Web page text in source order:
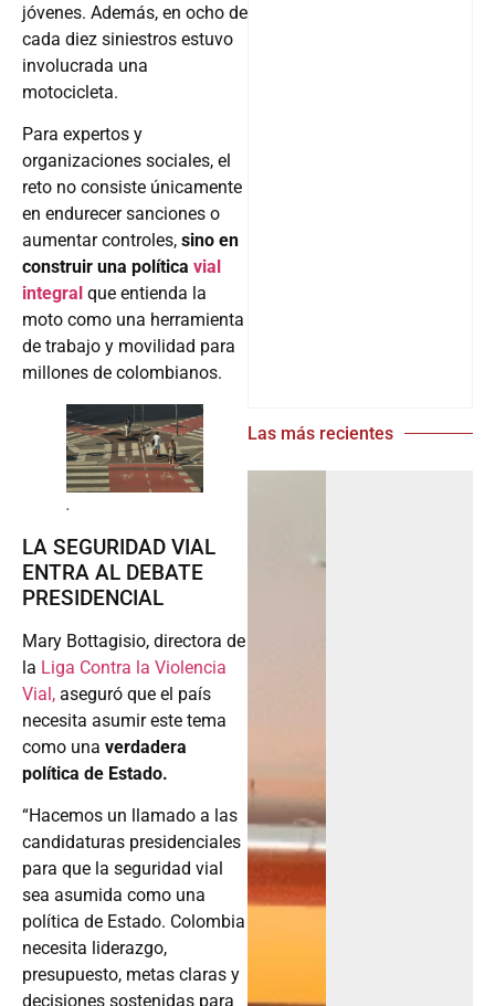
jóvenes. Además, en ocho de
cada diez siniestros estuvo
involucrada una
motocicleta.
Para expertos y
organizaciones sociales, el
reto no consiste únicamente
en endurecer sanciones o
aumentar controles, sino en
construir una política vial
integral que entienda la
moto como una herramienta
de trabajo y movilidad para
millones de colombianos.
.
LA SEGURIDAD VIAL
ENTRA AL DEBATE
PRESIDENCIAL
Mary Bottagisio, directora de
la Liga Contra la Violencia
Vial, aseguró que el país
necesita asumir este tema
como una verdadera
política de Estado.
“Hacemos un llamado a las
candidaturas presidenciales
para que la seguridad vial
sea asumida como una
política de Estado. Colombia
necesita liderazgo,
presupuesto, metas claras y
decisiones sostenidas para
Las más recientes